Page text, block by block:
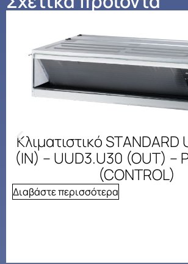
Κλιματιστικό STANDARD
(IN) – UUD3.U30 (OUT) –
(CONTROL)
Διαβάστε περισσότερα